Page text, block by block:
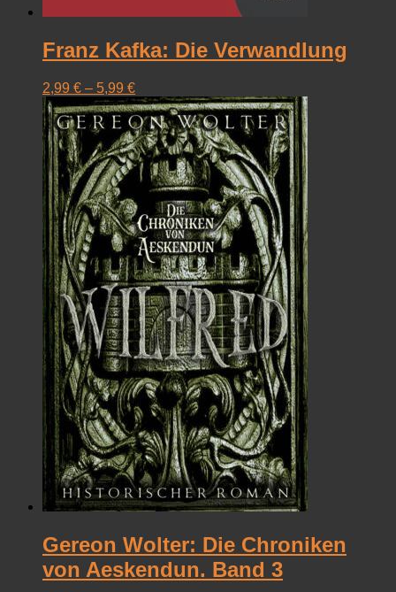
Franz Kafka: Die Verwandlung
2,99 € – 5,99 €
Gereon Wolter: Die Chroniken
von Aeskendun. Band 3